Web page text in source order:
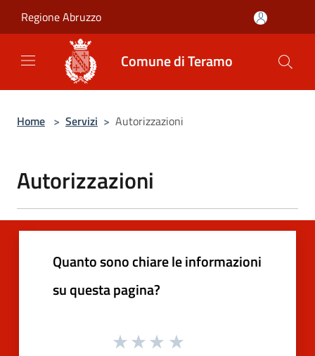
Regione Abruzzo
Comune di Teramo
Home > Servizi > Autorizzazioni
Autorizzazioni
Quanto sono chiare le informazioni
su questa pagina?